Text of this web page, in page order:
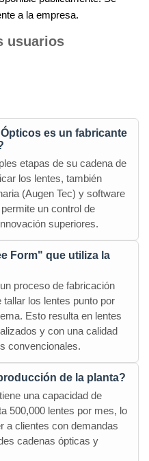
a la empresa.
usuarios
es un fabricante
etapas de su cadena de
los lentes, también
(Augen Tec) y software
un control de
superiores.
Form" que utiliza la
proceso de fabricación
los lentes punto por
Esto resulta en lentes
y con una calidad
convencionales.
de la planta?
una capacidad de
500,000 lentes por mes, lo
a clientes con demandas
cadenas ópticas y